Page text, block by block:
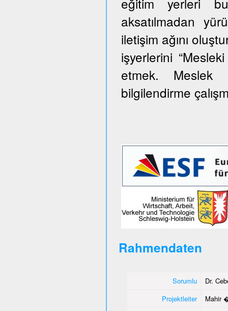
aksatılmadan
iletişim ağını
işyerlerini
etmek. Meslek
bilgilendirme
Rahmendaten
Sorumlu
Dr.
Projektleiter
Mahir